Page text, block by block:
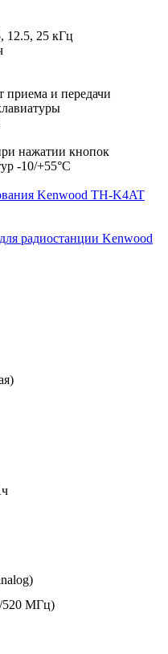
12.5, 25 кГц
приема и передачи
нажатии кнопок
-10/+55°С
Kenwood TH-K4AT
радиостанции Kenwood
520 МГц)